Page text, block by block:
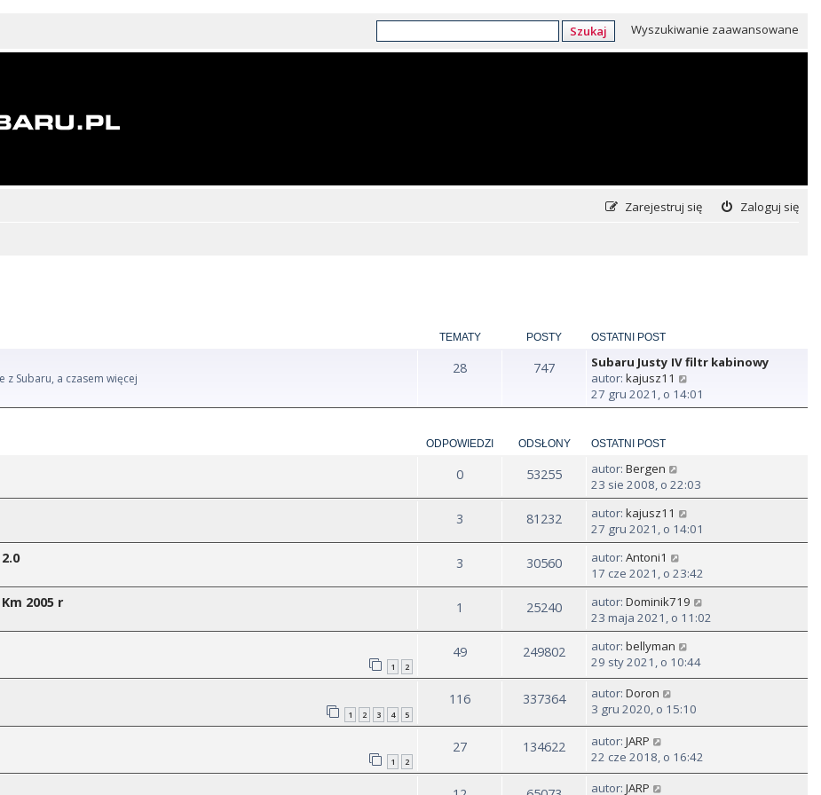
Szukaj Wyszukiwanie zaawansowane
Zaloguj się
Zarejestruj się
TEMATY POSTY OSTATNI POST
z Subaru, a czasem więcej
28 747
Subaru Justy IV filtr kabinowy
autor: kajusz11
y
ś
l
j
o
w
s
z
y
o
s
27 gru 2021, o 14:01
ODPOWIEDZI ODSŁONY OSTATNI POST
0 53255 autor: Bergen
23 sie 2008, o 22:03
3 81232 autor: kajusz11
27 gru 2021, o 14:01
3 30560 autor: Antoni1
17 cze 2021, o 23:42
2005 r 1 25240 autor: Dominik719
23 maja 2021, o 11:02
1 2
49 249802 autor: bellyman
29 sty 2021, o 10:44
1 2 3 4 5
116 337364 autor: Doron
3 gru 2020, o 15:10
1 2
27 134622 autor: JARP
22 cze 2018, o 16:42
autor: JARP